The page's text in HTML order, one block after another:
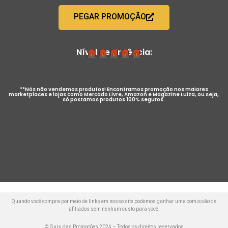
PEGAR PROMOÇÃO
Nível de Urgência:
**Nós não vendemos produtos! Encontramos promoção nos maiores
marketplaces e lojas como Mercado Livre, Amazon e Magazine Luiza, ou seja,
só postamos produtos 100% seguros.
Quando você compra por meio de links em nosso site podemos ganhar uma comissão de
afiliados sem nenhum custo para você.
© Guru das Promoções 2024 – Todos os direitos reservados